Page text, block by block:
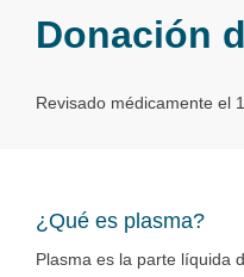
Donación
Revisado médicamente el
¿Qué es plasma?
Plasma es la parte líquida